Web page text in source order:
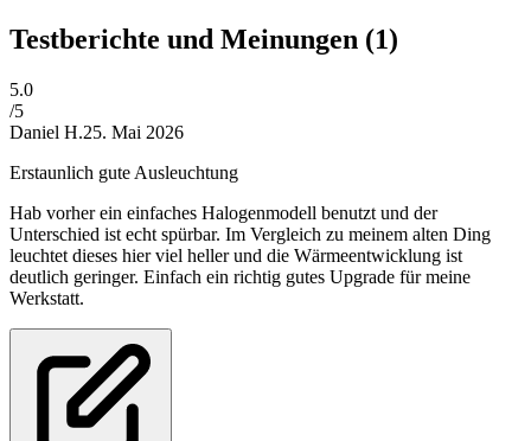
Testberichte und Meinungen (1)
5.0
/5
Daniel H.25. Mai 2026
Erstaunlich gute Ausleuchtung
Hab vorher ein einfaches Halogenmodell benutzt und der
Unterschied ist echt spürbar. Im Vergleich zu meinem alten Ding
leuchtet dieses hier viel heller und die Wärmeentwicklung ist
deutlich geringer. Einfach ein richtig gutes Upgrade für meine
Werkstatt.